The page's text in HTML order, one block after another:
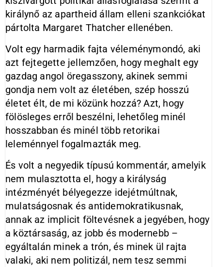
királynő az apart­heid állam elleni szankciókat
pártolta Margaret Thatcher ellenében.
Volt egy harmadik fajta véleménymondó, aki
azt fejtegette jellemzően, hogy meghalt egy
gazdag angol öregasszony, akinek semmi
gondja nem volt az életében, szép hosszú
életet élt, de mi közünk hozzá? Azt, hogy
fölösleges erről beszélni, lehetőleg minél
hosszabban és minél több retorikai
leleménnyel fogalmazták meg.
És volt a negyedik típusú kommentár, amelyik
nem mulasztotta el, hogy a királyság
intézményét bélyegezze idejétmúltnak,
mulatságosnak és antidemokratikusnak,
annak az implicit föltevésnek a jegyében, hogy
a köztársaság, az jobb és modernebb –
egyáltalán minek a trón, és minek ül rajta
valaki, aki nem politizál, nem tesz semmi